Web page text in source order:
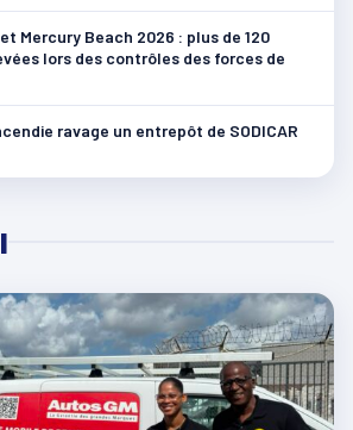
Mercury Beach 2026 : plus de 120
lors des contrôles des forces de
ravage un entrepôt de SODICAR